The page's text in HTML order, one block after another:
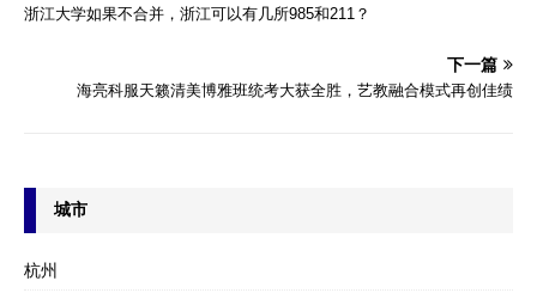
浙江大学如果不合并，浙江可以有几所985和211？
下一篇
海亮科服天籁清美博雅班统考大获全胜，艺教融合模式再创佳绩
城市
杭州